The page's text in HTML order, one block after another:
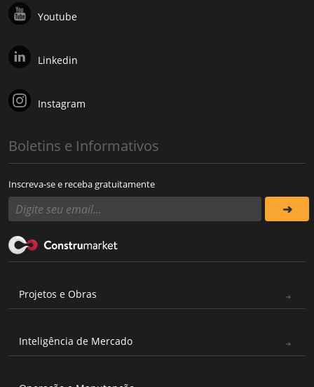
Youtube
Linkedin
Instagram
Boletins e Informativos
Inscreva-se e receba gratuitamente
Projetos e Obras
Inteligência de Mercado